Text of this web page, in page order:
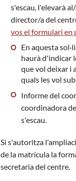
s'escau, l'elevarà
director/a del
vos el formulari en
En aquesta
haurà d'indicar
que vol deixar i
quals les vol
Informe del
coordinadora
s'escau.
Si s'autoritza
de la matrícula la
secretaria del centre.